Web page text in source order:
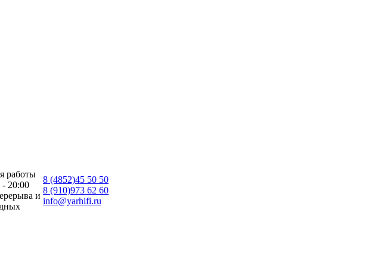
работы
- 20:00
и
8 (4852)45 50 50
8 (910)973 62 60
info@yarhifi.ru